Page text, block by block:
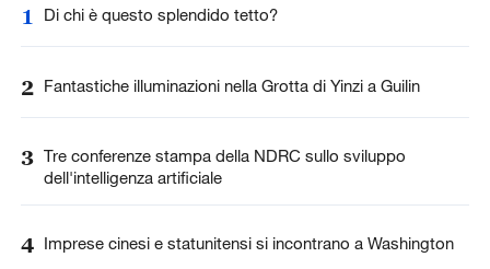
1 Di chi è questo splendido tetto?
2 Fantastiche illuminazioni nella Grotta di Yinzi a Guilin
3 Tre conferenze stampa della NDRC sullo sviluppo
dell'intelligenza artificiale
4 Imprese cinesi e statunitensi si incontrano a Washington